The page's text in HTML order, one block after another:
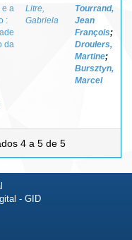
e a
:
da
Litre,
Gabriela
Tourrand,
Jean
François;
Droulers,
Martine;
Bursztyn,
Marcel
4 a 5 de 5
- GID